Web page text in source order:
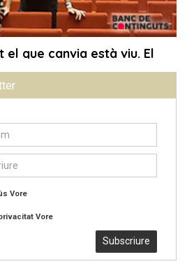
Vore
Vore
Subscriure